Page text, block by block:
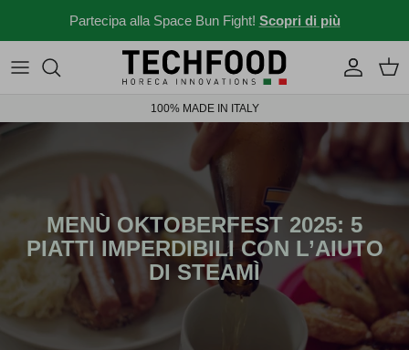
Partecipa alla Space Bun Fight! Scopri di più
Macchine professionali
Altri prodotti
Solubili Industry 4.0
Menu e ricette
News dal mondo Ho.re.ca.
Idee per il tuo locale
Storie da bar
News ed eventi
100% MADE IN ITALY
MENÙ OKTOBERFEST 2025: 5
PIATTI IMPERDIBILI CON L’AIUTO
DI STEAMÌ